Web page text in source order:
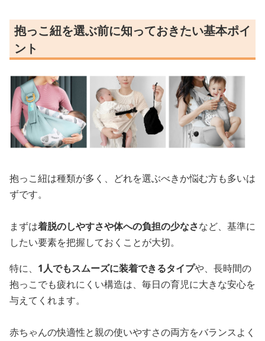
抱っこ紐を選ぶ前に知っておきたい基本ポイ
ント
抱っこ紐は種類が多く、どれを選ぶべきか悩む方も多いは
ずです。
まずは着脱のしやすさや体への負担の少なさなど、基準に
したい要素を把握しておくことが大切。
特に、 1人でもスムーズに装着できるタイプや、長時間の
抱っこでも疲れにくい構造は、毎日の育児に大きな安心を
与えてくれます。
赤ちゃんの快適性と親の使いやすさの両方をバランスよく